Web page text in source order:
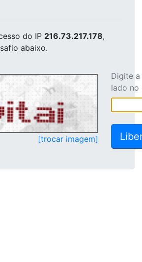
do IP 216.73.217.178,
abaixo.
[trocar imagem]
Digite
lado no